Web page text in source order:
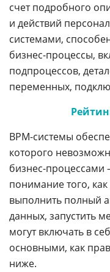
счет подробного
и действий
системами,
бизнес-процессы,
подпроцессов,
переменных,
BPM-системы
которого
бизнес-процессами
понимание того,
выполнить полный
данных, запустить
могут включать в
основными, как
ниже.